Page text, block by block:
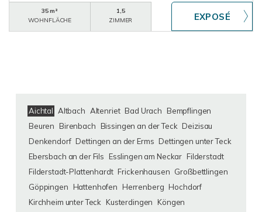
35 m²
WOHNFLÄCHE
1,5
ZIMMER
Aichtal Altbach Altenriet Bad Urach
Bempflingen
Beuren
Birenbach Bissingen an der Teck Deizisau
Denkendorf Dettingen an der Erms Dettingen unter Teck
Ebersbach an der Fils
Esslingen am Neckar Filderstadt
Filderstadt-Plattenhardt Frickenhausen Großbettlingen
Göppingen
Hattenhofen Herrenberg Hochdorf
Kirchheim unter Teck
Kusterdingen
Köngen